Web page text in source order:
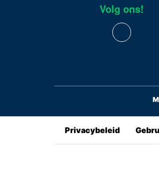
Volg ons!
Privacybeleid